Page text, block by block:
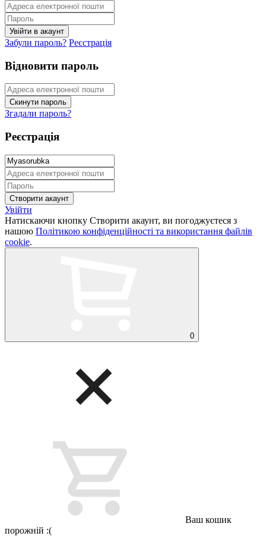
Забули пароль? Реєстрація
Відновити пароль
Згадали пароль?
Реєстрація
Увійти
Натискаючи кнопку Створити акаунт, ви погоджуєтеся з
нашою Політикою конфіденційності та використання файлів
cookie.
0
Ваш кошик
порожній :(